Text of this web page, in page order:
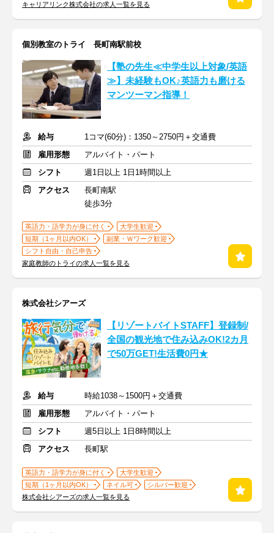
キャリアリンク株式会社の求人一覧を見る
個別教室のトライ 長町南駅前校
【塾の先生≪中学生以上対象/英語
≫】未経験もOK♪英語力も磨ける
マンツーマン指導！
給与
1コマ(60分)：1350～2750円＋交通費
雇用形態
アルバイト・パート
シフト
週1日以上 1日1時間以上
アクセス
長町南駅
徒歩3分
英語力・語学力が身に付く
大学生歓迎
短期（1ヶ月以内OK）
副業・Ｗワーク歓迎
シフト自由・自己申告
家庭教師のトライの求人一覧を見る
株式会社シアーズ
【リゾートバイトSTAFF】登録制/
全国の観光地で住み込みOK!2カ月
で50万GET!生活費0円★
給与
時給1038～1500円＋交通費
雇用形態
アルバイト・パート
シフト
週5日以上 1日8時間以上
アクセス
長町駅
英語力・語学力が身に付く
大学生歓迎
短期（1ヶ月以内OK）
ネイル可
シルバー歓迎
株式会社シアーズの求人一覧を見る